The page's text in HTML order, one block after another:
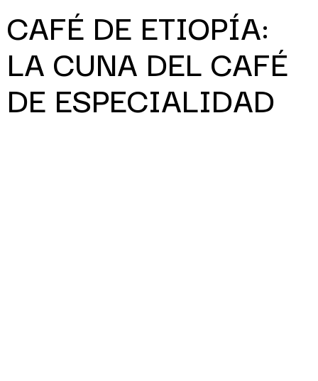
CAFÉ DE ETIOPÍA:
LA CUNA DEL CAFÉ
DE ESPECIALIDAD